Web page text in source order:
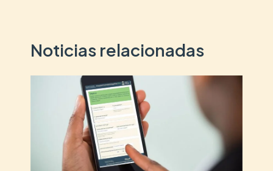
Noticias relacionadas